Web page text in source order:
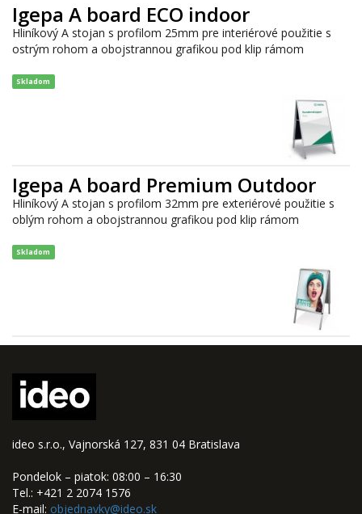
Igepa A board ECO indoor
Hliníkový A stojan s profilom 25mm pre interiérové použitie s
ostrým rohom a obojstrannou grafikou pod klip rámom
Skladom
Igepa A board Premium Outdoor
Hliníkový A stojan s profilom 32mm pre exteriérové použitie s
oblým rohom a obojstrannou grafikou pod klip rámom
Skladom
ideo s.r.o., Vajnorská 127, 831 04 Bratislava
Pondelok – piatok: 08:00 – 16:30
Tel.: +421 2 2074 1576
E-mail: objednavky@ideo.sk